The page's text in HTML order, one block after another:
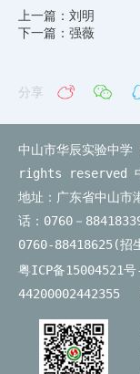
上一篇：刘明
下一篇：强薇
分享
中山市华辰实验
rights reserved
地址：广东省中山
话：0760－
0760-88418625(
粤ICP备15004521
44200002442355